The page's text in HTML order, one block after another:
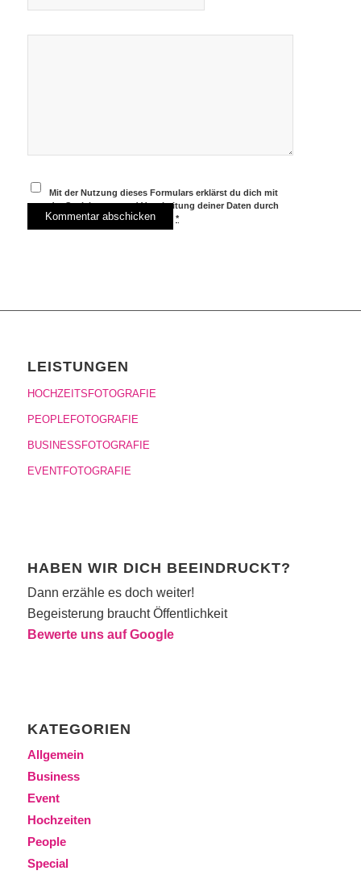
Mit der Nutzung dieses Formulars erklärst du dich mit
der Speicherung und Verarbeitung deiner Daten durch
diese Website einverstanden.*
LEISTUNGEN
HOCHZEITSFOTOGRAFIE
PEOPLEFOTOGRAFIE
BUSINESSFOTOGRAFIE
EVENTFOTOGRAFIE
HABEN WIR DICH BEEINDRUCKT?
Dann erzähle es doch weiter!
Begeisterung braucht Öffentlichkeit
Bewerte uns auf Google
KATEGORIEN
Allgemein
Business
Event
Hochzeiten
People
Special